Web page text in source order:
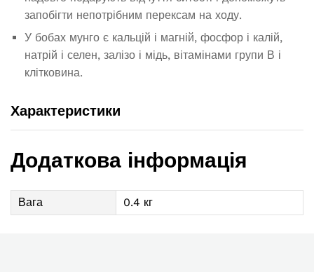
запобігти непотрібним перексам на ходу.
У бобах мунго є кальцій і магній, фосфор і калій,
натрій і селен, залізо і мідь, вітамінами групи В і
клітковина.
Характеристики
Додаткова інформація
Вага 0.4 кг